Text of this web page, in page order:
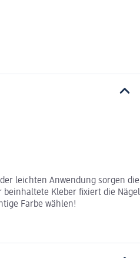
leichten Anwendung sorgen die
beinhaltete Kleber fixiert die Nägel
Farbe wählen!